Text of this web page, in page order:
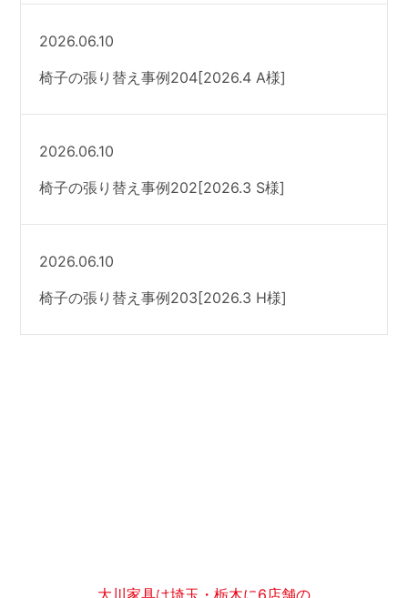
2026.06.10
椅子の張り替え事例204[2026.4 A様]
2026.06.10
椅子の張り替え事例202[2026.3 S様]
2026.06.10
椅子の張り替え事例203[2026.3 H様]